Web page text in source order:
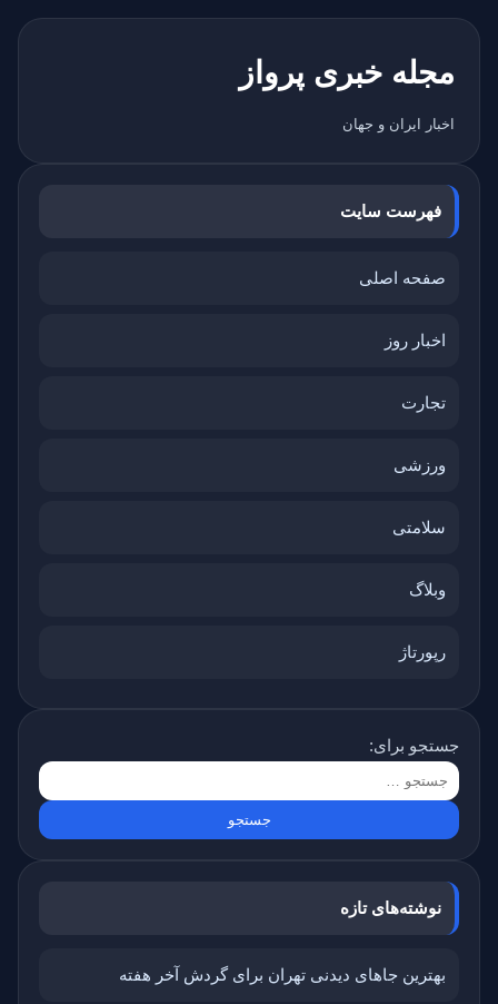
مجله خبری پرواز
اخبار ایران و جهان
فهرست سایت
صفحه اصلی
اخبار روز
تجارت
ورزشی
سلامتی
وبلاگ
رپورتاژ
جستجو برای:
نوشته‌های تازه
بهترین جاهای دیدنی تهران برای گردش آخر هفته